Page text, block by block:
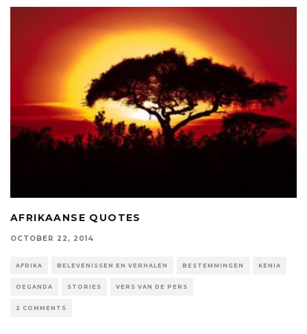
AFRIKAANSE QUOTES
OCTOBER 22, 2014
AFRIKA BELEVENISSEN EN VERHALEN BESTEMMINGEN KENIA
OEGANDA STORIES VERS VAN DE PERS
2 COMMENTS